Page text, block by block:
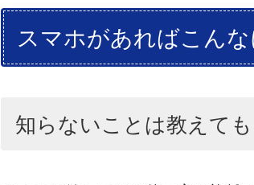
スマホがあればこんな
知らないことは教えて